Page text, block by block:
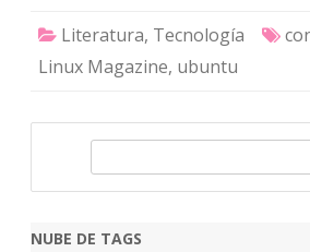
Literatura, Tecnología
Linux Magazine, ubuntu
cNUBE DE TAGS